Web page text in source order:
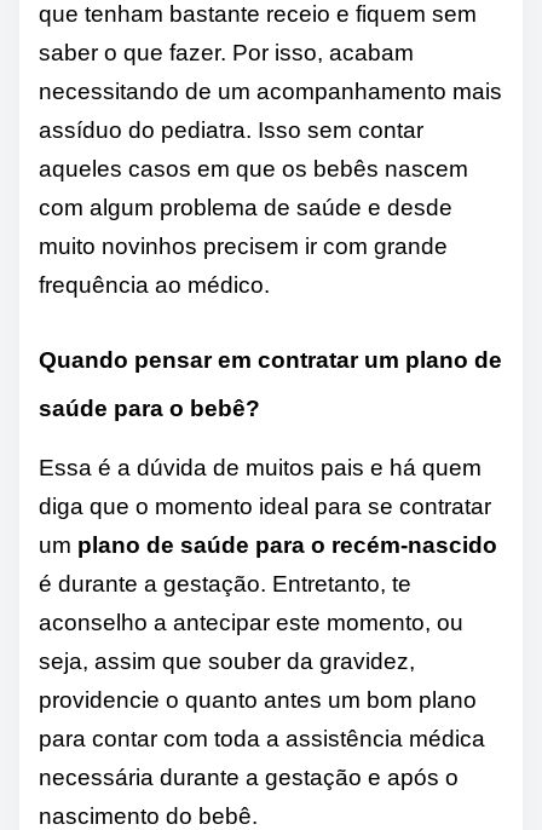
que tenham bastante receio e fiquem sem
saber o que fazer. Por isso, acabam
necessitando de um acompanhamento mais
assíduo do pediatra. Isso sem contar
aqueles casos em que os bebês nascem
com algum problema de saúde e desde
muito novinhos precisem ir com grande
frequência ao médico.
Quando pensar em contratar um plano de
saúde para o bebê?
Essa é a dúvida de muitos pais e há quem
diga que o momento ideal para se contratar
um plano de saúde para o recém-nascido
é durante a gestação. Entretanto, te
aconselho a antecipar este momento, ou
seja, assim que souber da gravidez,
providencie o quanto antes um bom plano
para contar com toda a assistência médica
necessária durante a gestação e após o
nascimento do bebê.